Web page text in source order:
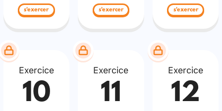
s'exercer s'exercer s'exercer
Exercice
10
Exercice
11
Exercice
12